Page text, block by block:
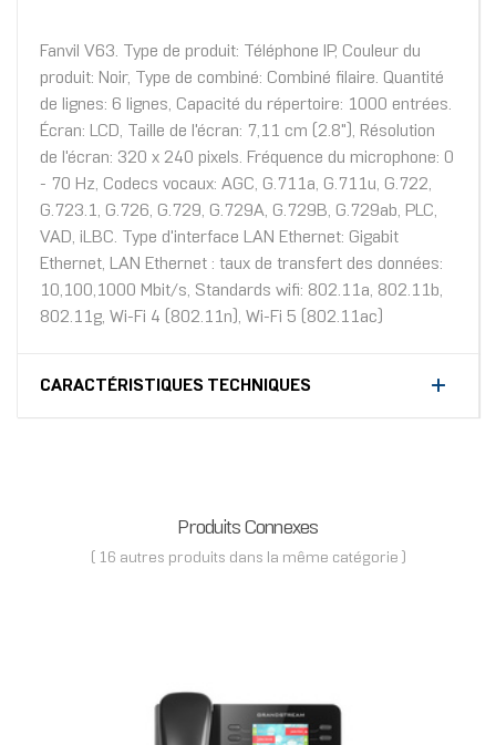
Fanvil V63. Type de produit: Téléphone IP, Couleur du
produit: Noir, Type de combiné: Combiné filaire. Quantité
de lignes: 6 lignes, Capacité du répertoire: 1000 entrées.
Écran: LCD, Taille de l'écran: 7,11 cm (2.8"), Résolution
de l'écran: 320 x 240 pixels. Fréquence du microphone: 0
- 70 Hz, Codecs vocaux: AGC, G.711a, G.711u, G.722,
G.723.1, G.726, G.729, G.729A, G.729B, G.729ab, PLC,
VAD, iLBC. Type d'interface LAN Ethernet: Gigabit
Ethernet, LAN Ethernet : taux de transfert des données:
10,100,1000 Mbit/s, Standards wifi: 802.11a, 802.11b,
802.11g, Wi-Fi 4 (802.11n), Wi-Fi 5 (802.11ac)
CARACTÉRISTIQUES TECHNIQUES
Produits Connexes
( 16 autres produits dans la même catégorie )